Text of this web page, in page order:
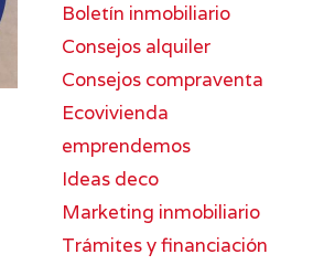
Boletín inmobiliario
Consejos alquiler
Consejos compraventa
Ecovivienda
emprendemos
Ideas deco
Marketing inmobiliario
Trámites y financiación